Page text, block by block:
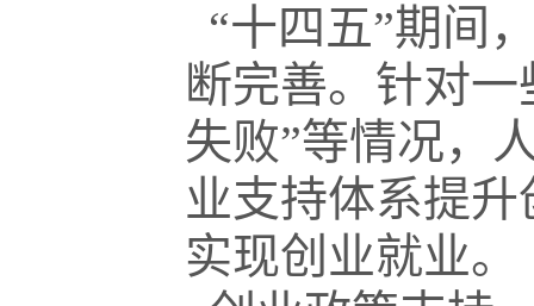
“十四五”期间
断完善。针对一
失败”等情况，
业支持体系提
实现创业就业。